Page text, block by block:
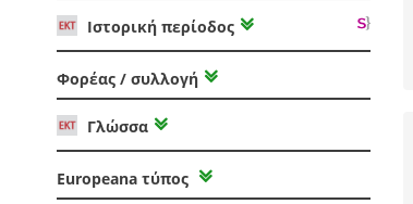
Ιστορική περίοδος
Φορέας / συλλογή
Γλώσσα
Europeana τύπος